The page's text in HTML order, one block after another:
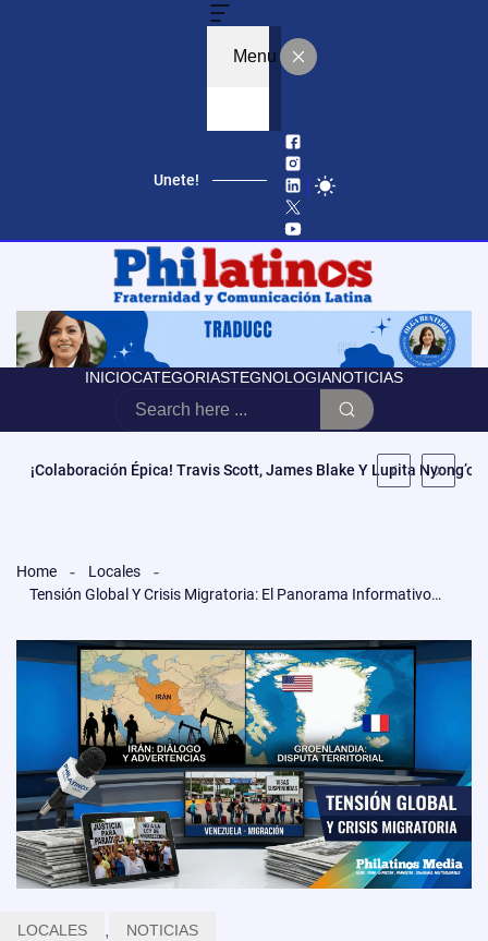
Menu
Unete!
INICIOCATEGORIASTEGNOLOGIANOTICIAS
Educación, Autonomía Y Poder Cívico: El Modelo De CCATE Que
Home
Locales
Tensión Global Y Crisis Migratoria: El Panorama Informativo De Este 15 De Enero
LOCALES , NOTICIAS